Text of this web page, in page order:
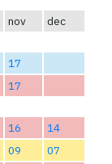
nov
dec
17
17
16
14
09
07